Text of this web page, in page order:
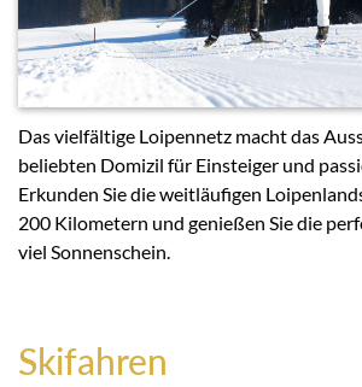
Das vielfältige Loipennetz macht das
beliebten Domizil für Einsteiger und
Erkunden Sie die weitläufigen
200 Kilometern und genießen Sie die
viel Sonnenschein.
Skifahren